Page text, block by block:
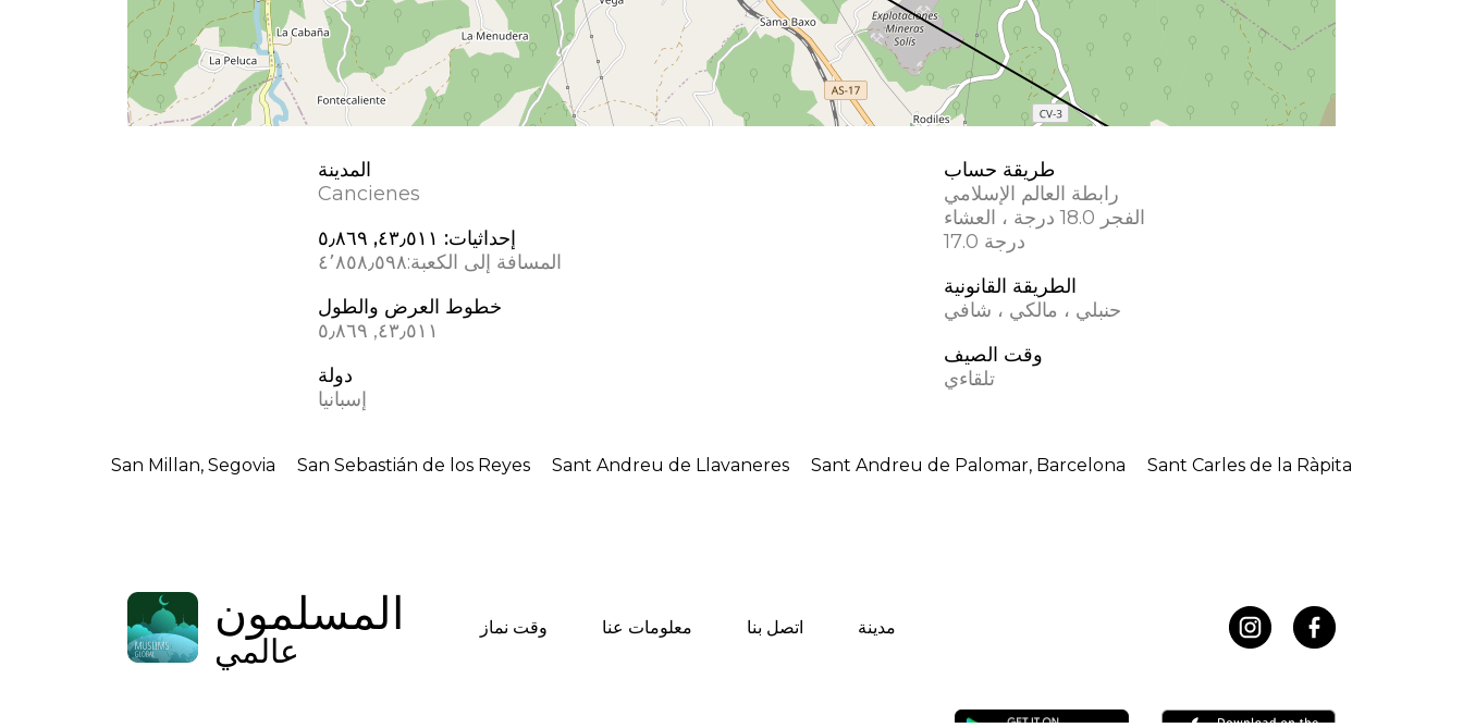
المدينة
Cancienes
إحداثيات: ٤٣٫٥١١, ؜٥٫٨٦٩
المسافة إلى الكعبة:٤٬٨٥٨٫٥٩٨
خطوط العرض والطول
٤٣٫٥١١, ؜٥٫٨٦٩
دولة
إسبانيا
طريقة حساب
رابطة العالم الإسلامي
الفجر 18.0 درجة ، العشاء
17.0 درجة
الطريقة القانونية
حنبلي ، مالكي ، شافي
وقت الصيف
تلقاءي
San Millan, Segovia San Sebastián de los Reyes Sant Andreu de Llavaneres Sant Andreu de Palomar, Barcelona Sant Carles de la Ràpita
المسلمون
عالمي وقت نماز معلومات عنا اتصل بنا مدينة